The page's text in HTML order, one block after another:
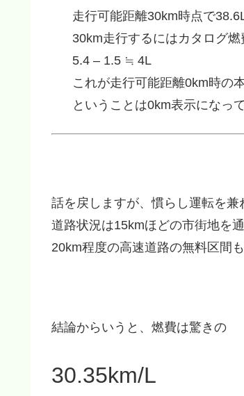
走行可能距離30km時点で
30km走行するにはカタログ
5.4 – 1.5 ≒ 4L
これが走行可能距離0km時の
ということは0km表示になっ
話を戻しますが、慣らし運転を兼
道路状況は15kmほどの市街地を
20km程度の高速道路の無料区間
結論からいうと、燃費は驚きの
30.35km/L